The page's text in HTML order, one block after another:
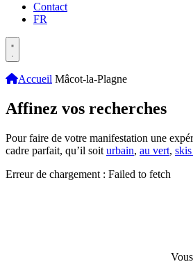
Contact
FR
Accueil Mâcot-la-Plagne
Affinez vos recherches
Pour faire de votre manifestation une
cadre parfait, qu’il soit urbain, au vert,
Erreur de chargement : Failed to fetch